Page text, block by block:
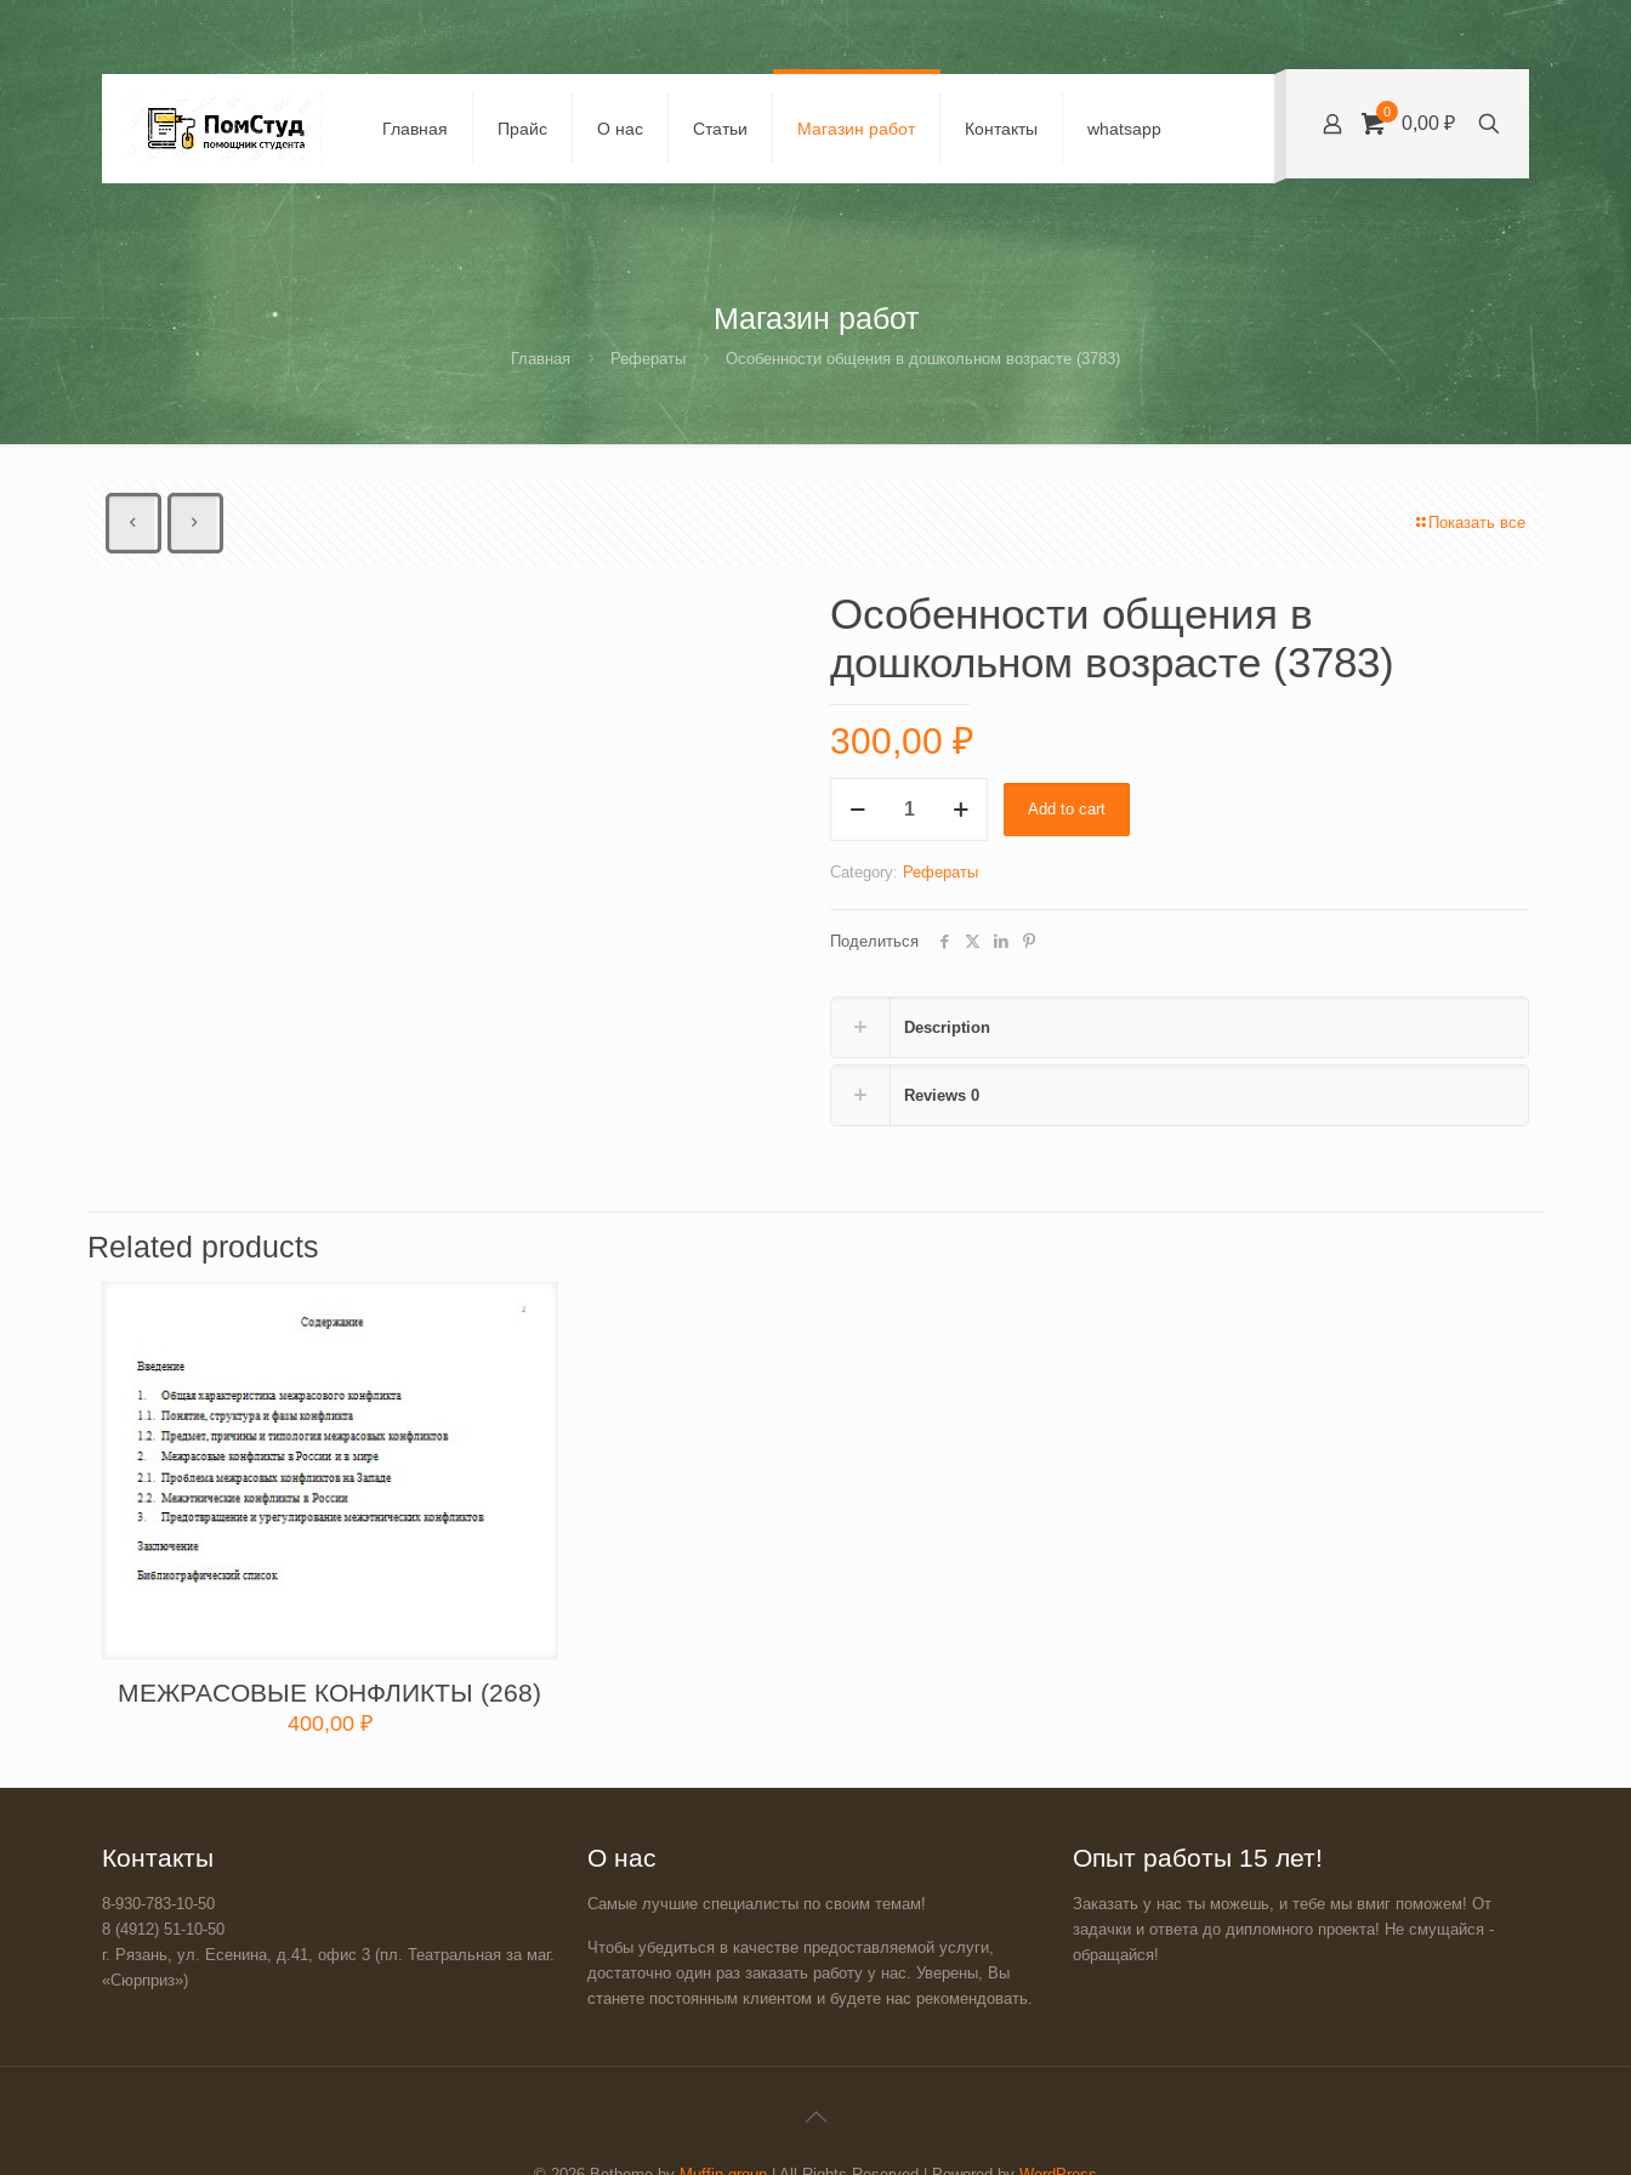
Главная Прайс О нас Статьи Магазин работ Контакты whatsapp
0
0,00 ₽
Магазин работ
Главная Рефераты Особенности общения в дошкольном возрасте (3783)
Показать все
Особенности общения в
дошкольном возрасте (3783)
300,00 ₽
общения
дошкольном
quantity
Add to cart
Category: Рефераты
Поделиться
Description
Reviews 0
Related products
МЕЖРАСОВЫЕ КОНФЛИКТЫ (268)
400,00 ₽
Контакты
8-930-783-10-50
8 (4912) 51-10-50
г. Рязань, ул. Есенина, д.41, офис 3 (пл. Театральная за маг.
«Сюрприз»)
О нас
Самые лучшие специалисты по своим темам!
Чтобы убедиться в качестве предоставляемой услуги,
достаточно один раз заказать работу у нас. Уверены, Вы
станете постоянным клиентом и будете нас рекомендовать.
Опыт работы 15 лет!
Заказать у нас ты можешь, и тебе мы вмиг поможем! От
задачки и ответа до дипломного проекта! Не смущайся -
обращайся!